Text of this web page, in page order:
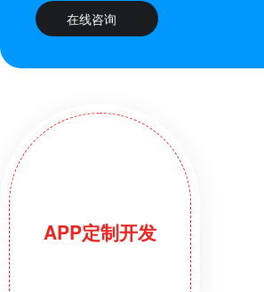
在线咨询
APP定制开发